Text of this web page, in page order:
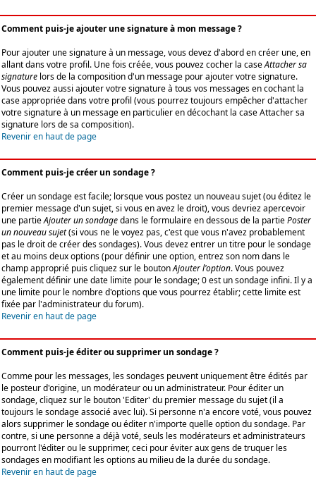
Comment puis-je ajouter une signature à mon message ?
Pour ajouter une signature à un message, vous devez d'abord en créer une, en
allant dans votre profil. Une fois créée, vous pouvez cocher la caseAttacher sa
signature lors de la composition d'un message pour ajouter votre signature.
Vous pouvez aussi ajouter votre signature à tous vos messages en cochant la
case appropriée dans votre profil (vous pourrez toujours empêcher d'attacher
votre signature à un message en particulier en décochant la case Attacher sa
signature lors de sa composition).
Revenir en haut de page
Comment puis-je créer un sondage ?
Créer un sondage est facile; lorsque vous postez un nouveau sujet (ou éditez le
premier message d'un sujet, si vous en avez le droit), vous devriez apercevoir
une partieAjouter un sondagedans le formulaire en dessous de la partiePoster
un nouveau sujet(si vous ne le voyez pas, c'est que vous n'avez probablement
pas le droit de créer des sondages). Vous devez entrer un titre pour le sondage
et au moins deux options (pour définir une option, entrez son nom dans le
champ approprié puis cliquez sur le boutonAjouter l'option. Vous pouvez
également définir une date limite pour le sondage; 0 est un sondage infini. Il y a
une limite pour le nombre d'options que vous pourrez établir; cette limite est
fixée par l'administrateur du forum).
Revenir en haut de page
Comment puis-je éditer ou supprimer un sondage ?
Comme pour les messages, les sondages peuvent uniquement être édités par
le posteur d'origine, un modérateur ou un administrateur. Pour éditer un
sondage, cliquez sur le bouton 'Editer' du premier message du sujet (il a
toujours le sondage associé avec lui). Si personne n'a encore voté, vous pouvez
alors supprimer le sondage ou éditer n'importe quelle option du sondage. Par
contre, si une personne a déjà voté, seuls les modérateurs et administrateurs
pourront l'éditer ou le supprimer, ceci pour éviter aux gens de truquer les
sondages en modifiant les options au milieu de la durée du sondage.
Revenir en haut de page